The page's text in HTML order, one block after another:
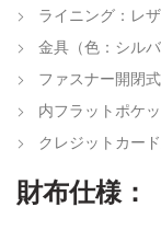
ライニング：レ
金具（色：シルバ
ファスナー開閉式
内フラットポケ
クレジットカー
財布仕様：